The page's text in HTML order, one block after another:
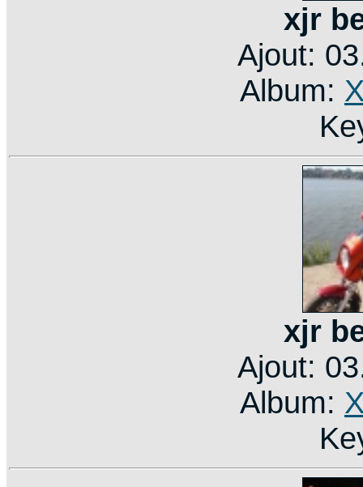
xjr
Ajout:
Album:
xjr
Ajout:
Album: